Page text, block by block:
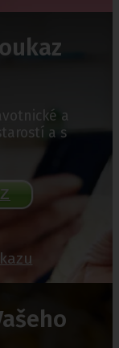
a
a s